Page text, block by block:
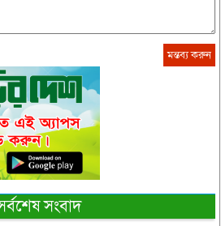
সংবাদ